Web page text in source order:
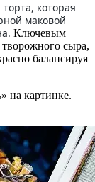
которая
маковой
Ключевым
сыра,
балансируя
на картинке.